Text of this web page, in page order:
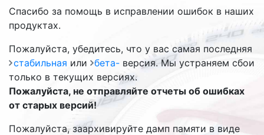
Спасибо за помощь в исправлении ошибок в наших
продуктах.
Пожалуйста, убедитесь, что у вас самая последняя
стабильная или бета- версия. Мы устраняем сбои
только в текущих версиях.
Пожалуйста, не отправляйте отчеты об ошибках
от старых версий!
Пожалуйста, заархивируйте дамп памяти в виде